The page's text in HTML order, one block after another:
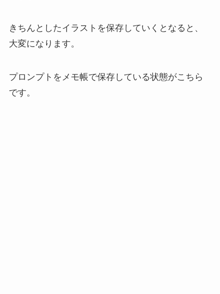
きちんとしたイラストを保存していくとなると、
大変になります。
プロンプトをメモ帳で保存している状態がこちら
です。